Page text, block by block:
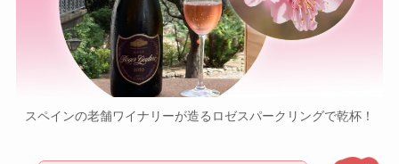
スペインの老舗ワイナリーが造るロゼスパークリングで乾杯！